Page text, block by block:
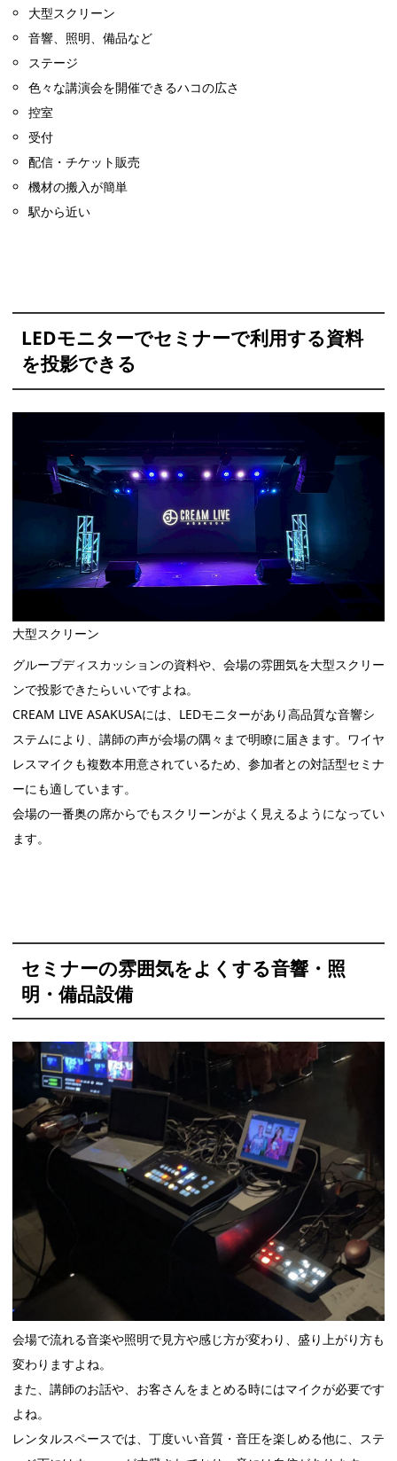
大型スクリーン
音響、照明、備品など
ステージ
色々な講演会を開催できるハコの広さ
控室
受付
配信・チケット販売
機材の搬入が簡単
駅から近い
LEDモニターでセミナーで利用する資料
を投影できる
大型スクリーン
グループディスカッションの資料や、会場の雰囲気を大型スクリー
ンで投影できたらいいですよね。
CREAM LIVE ASAKUSAには、LEDモニターがあり高品質な音響シ
ステムにより、講師の声が会場の隅々まで明瞭に届きます。ワイヤ
レスマイクも複数本用意されているため、参加者との対話型セミナ
ーにも適しています。
会場の一番奥の席からでもスクリーンがよく見えるようになってい
ます。
セミナーの雰囲気をよくする音響・照
明・備品設備
会場で流れる音楽や照明で見方や感じ方が変わり、盛り上がり方も
変わりますよね。
また、講師のお話や、お客さんをまとめる時にはマイクが必要です
よね。
レンタルスペースでは、丁度いい音質・音圧を楽しめる他に、ステ